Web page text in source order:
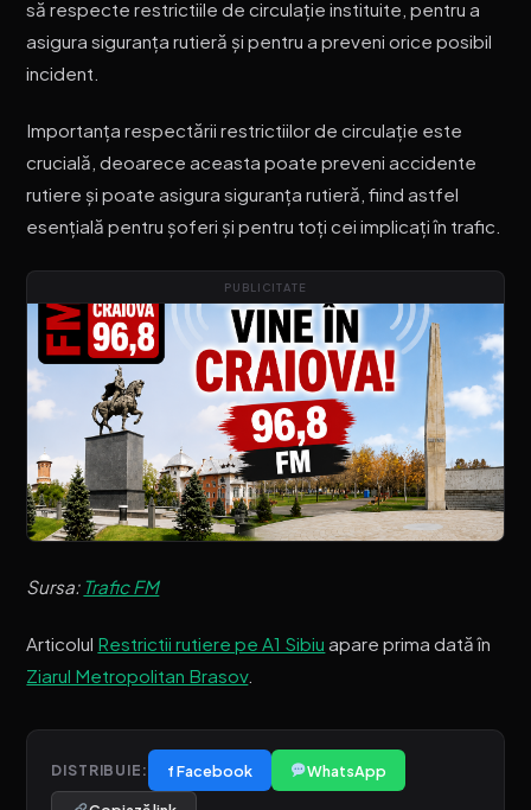
să respecte restrictiile de circulație instituite, pentru a
asigura siguranța rutieră și pentru a preveni orice posibil
incident.
Importanța respectării restrictiilor de circulație este
crucială, deoarece aceasta poate preveni accidente
rutiere și poate asigura siguranța rutieră, fiind astfel
esențială pentru șoferi și pentru toți cei implicați în trafic.
PUBLICITATE
Sursa: Trafic FM
Articolul Restrictii rutiere pe A1 Sibiu apare prima dată în
Ziarul Metropolitan Brasov.
DISTRIBUIE: f Facebook WhatsApp